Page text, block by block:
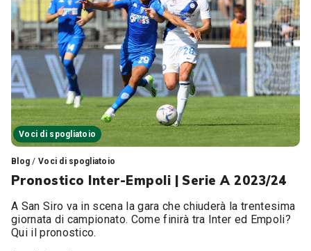
Voci di spogliatoio
Blog / Voci di spogliatoio
Pronostico Inter-Empoli | Serie A 2023/24
A San Siro va in scena la gara che chiuderà la trentesima
giornata di campionato. Come finirà tra Inter ed Empoli?
Qui il pronostico.